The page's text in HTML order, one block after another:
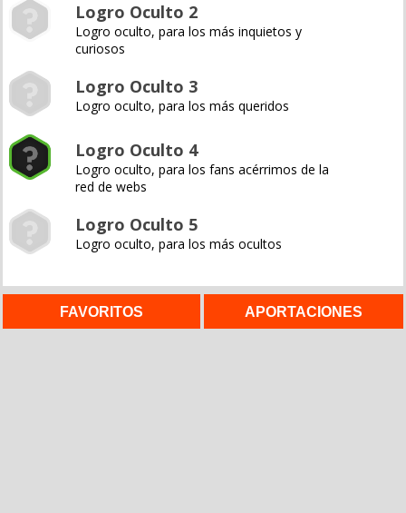
Logro Oculto 2
Logro oculto, para los más inquietos y
curiosos
Logro Oculto 3
Logro oculto, para los más queridos
Logro Oculto 4
Logro oculto, para los fans acérrimos de la
red de webs
Logro Oculto 5
Logro oculto, para los más ocultos
FAVORITOS APORTACIONES